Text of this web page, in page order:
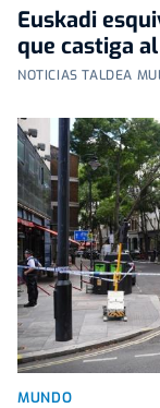
Euskadi
que castiga
NOTICIAS TALDEA
MUNDO